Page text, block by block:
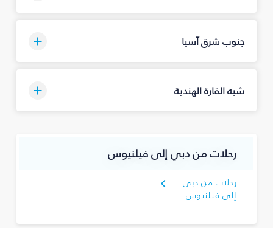
جنوب شرق آسيا
شبه القارة الهندية
رحلات من دبي إلى فيلنيوس
رحلات من دبي
إلى فيلنيوس